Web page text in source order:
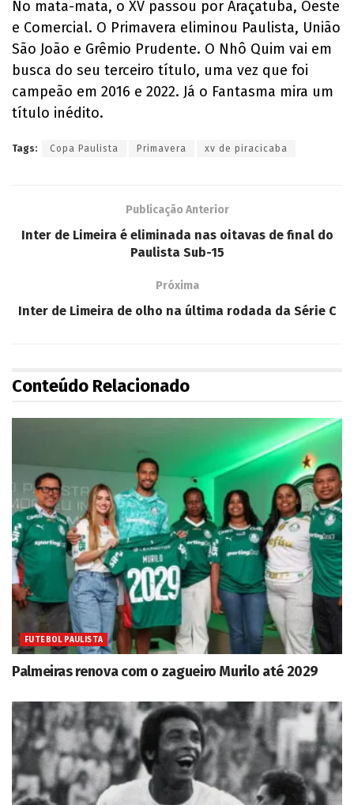
No mata-mata, o XV passou por Araçatuba, Oeste
e Comercial. O Primavera eliminou Paulista, União
São João e Grêmio Prudente. O Nhô Quim vai em
busca do seu terceiro título, uma vez que foi
campeão em 2016 e 2022. Já o Fantasma mira um
título inédito.
Tags: Copa Paulista Primavera xv de piracicaba
Publicação Anterior
Inter de Limeira é eliminada nas oitavas de final do
Paulista Sub-15
Próxima
Inter de Limeira de olho na última rodada da Série C
Conteúdo Relacionado
FUTEBOL PAULISTA
Palmeiras renova com o zagueiro Murilo até 2029